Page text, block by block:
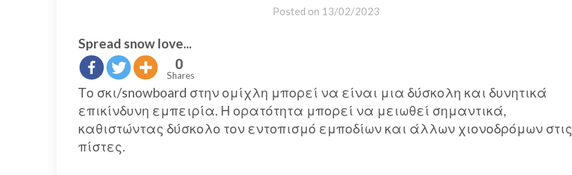
Posted on 13/02/2023
Spread snow love...
0
Shares
Το σκι/snowboard στην ομίχλη μπορεί να είναι μια δύσκολη και δυνητικά
επικίνδυνη εμπειρία. Η ορατότητα μπορεί να μειωθεί σημαντικά,
καθιστώντας δύσκολο τον εντοπισμό εμποδίων και άλλων χιονοδρόμων στις
πίστες.